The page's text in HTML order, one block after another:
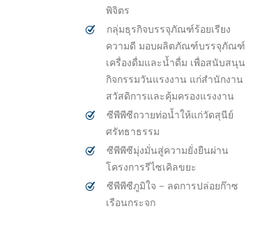
พิจิตร
กลุ่มธุรกิจบรรจุภัณฑ์ร้อยเรียง
ความดี มอบผลิตภัณฑ์บรรจุภัณฑ์
เครื่องดื่มและน้ำดื่ม เพื่อสนับสนุน
กิจกรรมวันแรงงาน แก่สำนักงาน
สวัสดิการและคุ้มครองแรงงาน
ซีพีพีซีถวายท่อน้ำให้แก่วัดสุนีย์
ศรัทธาธรรม
ซีพีพีซีมุ่งมั่นสู่ความยั่งยืนผ่าน
โครงการรีไซเคิลขยะ
ซีพีพีซีภูมิใจ – ลดการปล่อยก๊าซ
เรือนกระจก